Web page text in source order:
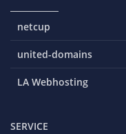
netcup
united-domains
LA Webhosting
SERVICE